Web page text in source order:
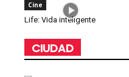
Cine
Life: Vida inteligente
CIUDAD